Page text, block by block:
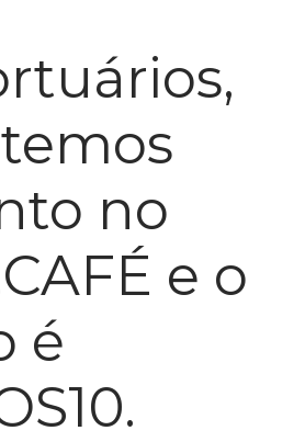
no
e o
é